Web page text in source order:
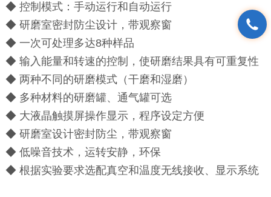
◆ 控制模式：手动运行和自动运行
◆ 研磨室密封防尘设计，带观察窗
◆ 一次可处理多达8种样品
◆ 输入能量和转速的控制，使研磨结果具有可重复性
◆ 两种不同的研磨模式（干磨和湿磨）
◆ 多种材料的研磨罐、通气罐可选
◆ 大液晶触摸屏操作显示，程序设定方便
◆ 研磨室设计密封防尘，带观察窗
◆ 低噪音技术，运转安静，环保
◆ 根据实验要求选配真空和温度无线接收、显示系统